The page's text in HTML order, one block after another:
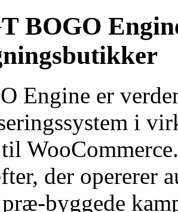
BOGO
Engine er
i
der opererer
byggede